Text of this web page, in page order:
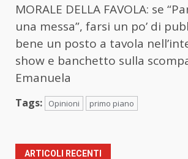
MORALE DELLA FAVOLA: se
una messa”, farsi un po’ di
bene un posto a tavola
show e banchetto sulla
Emanuela
Tags: Opinioni primo piano
ARTICOLI RECENTI